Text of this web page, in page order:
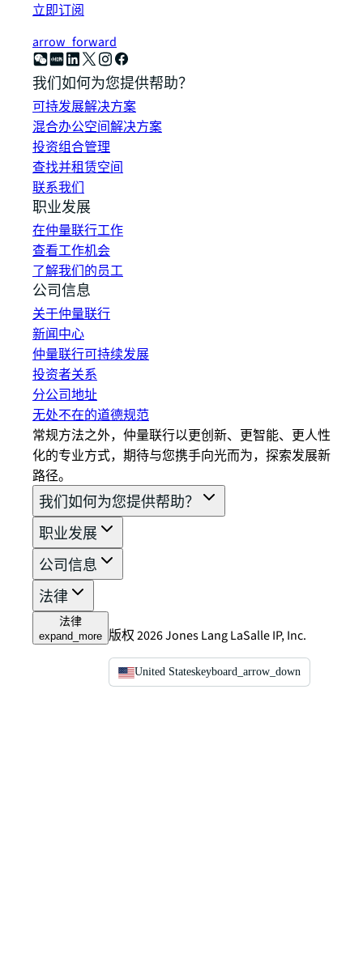
立即订阅
arrow_forward
我们如何为您提供帮助？
可持发展解决方案
混合办公空间解决方案
投资组合管理
查找并租赁空间
联系我们
职业发展
在仲量联行工作
查看工作机会
了解我们的员工
公司信息
关于仲量联行
新闻中心
仲量联行可持续发展
投资者关系
分公司地址
无处不在的道德规范
常规方法之外，仲量联行以更创新、更智能、更人性
化的专业方式，期待与您携手向光而为，探索发展新
路径。
我们如何为您提供帮助？
职业发展
公司信息
法律
法律
expand_more 版权 2026 Jones Lang LaSalle IP, Inc.
United Stateskeyboard_arrow_down